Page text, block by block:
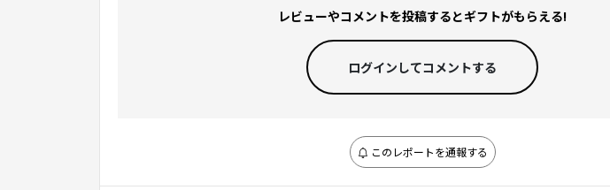
レビューやコメントを投稿するとギフトがもらえる!
ログインしてコメントする
このレポートを通報する